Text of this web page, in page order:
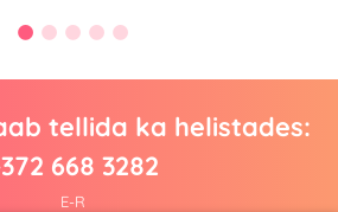
tellida ka helistades:
668 3282
E-R